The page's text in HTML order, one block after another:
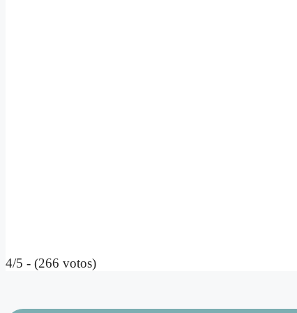
4/5 - (266 votos)